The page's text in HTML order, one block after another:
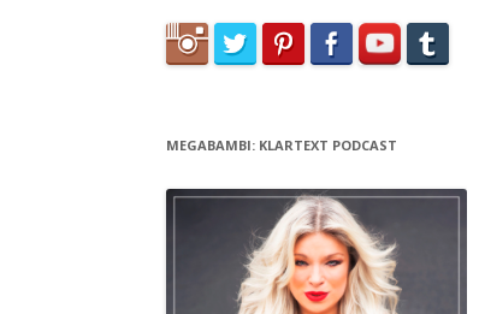
MEGABAMBI: KLARTEXT PODCAST